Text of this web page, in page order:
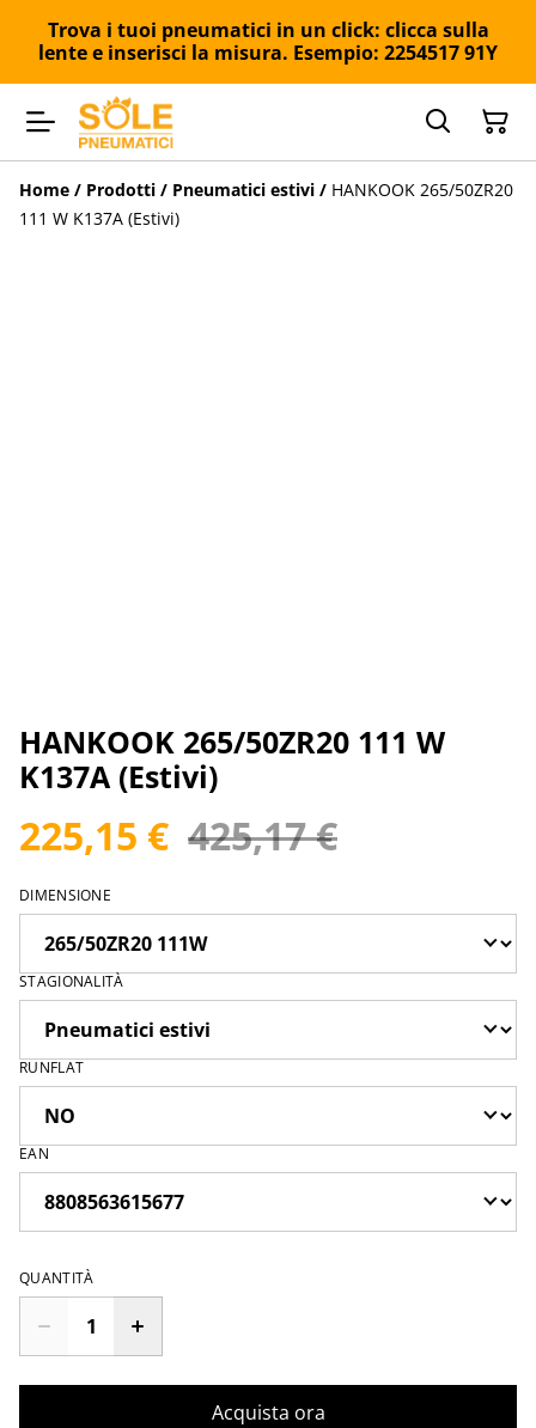
Trova i tuoi pneumatici in un click: clicca sulla
lente e inserisci la misura. Esempio: 2254517 91Y
Home / Prodotti / Pneumatici estivi / HANKOOK 265/50ZR20
111 W K137A (Estivi)
HANKOOK 265/50ZR20 111 W
K137A (Estivi)
225,15 € 425,17 €
DIMENSIONE
STAGIONALITÀ
RUNFLAT
EAN
QUANTITÀ
Acquista ora